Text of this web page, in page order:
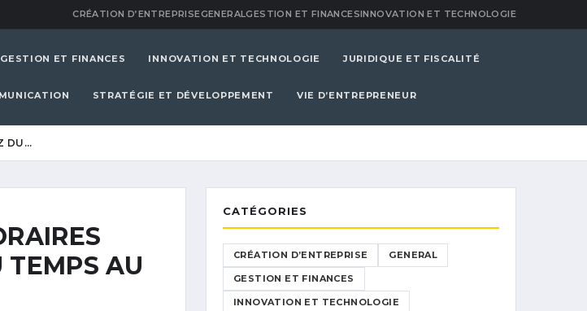
CRÉATION D’ENTREPRISEGENERALGESTION ET FINANCESINNOVATION ET TECHNOLOGIE
GESTION ET FINANCES INNOVATION ET TECHNOLOGIE JURIDIQUE ET FISCALITÉ
STRATÉGIE ET DÉVELOPPEMENT VIE D’ENTREPRENEUR
DU…
AU
CATÉGORIES
CRÉATION D’ENTREPRISE GENERAL
GESTION ET FINANCES
INNOVATION ET TECHNOLOGIE